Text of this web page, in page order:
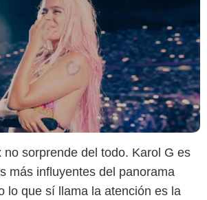
no sorprende del todo. Karol G es
más influyentes del panorama
lo que sí llama la atención es la